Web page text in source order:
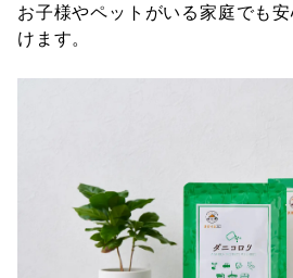
お子様やペットがいる家庭でも
けます。